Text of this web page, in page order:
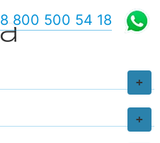
+
+
8 800 500 54 18